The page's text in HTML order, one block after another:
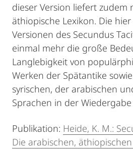
dieser Version liefert zudem
äthiopische Lexikon. Die
Versionen des Secundus
einmal mehr die große
Langlebigkeit von
Werken der Spätantike
syrischen, der arabischen
Sprachen in der
Publikation: Heide, K. M.:
Die arabischen,